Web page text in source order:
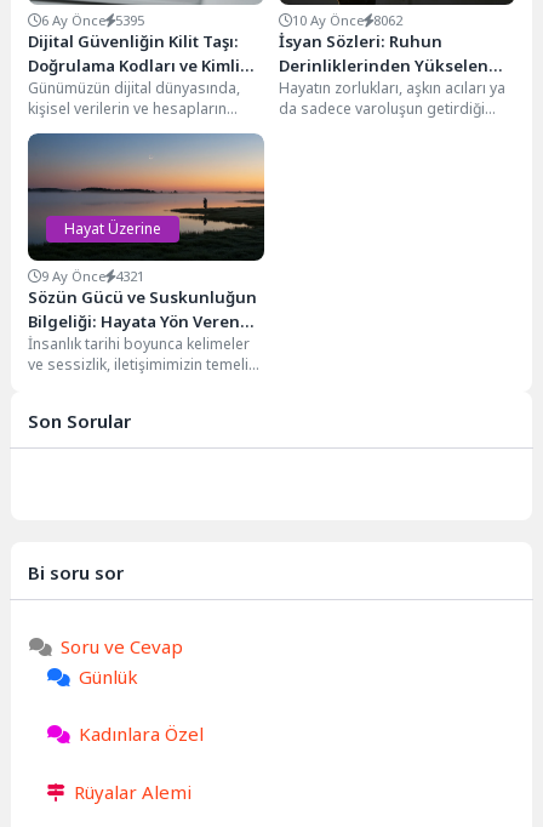
6 Ay Önce 5395
Dijital Güvenliğin Kilit Taşı:
Doğrulama Kodları ve Kimlik
Doğrulama
Günümüzün dijital dünyasında,
kişisel verilerin ve hesapların
güvenliği her zamankinden daha
kritik bir öneme sahiptir....
10 Ay Önce 8062
İsyan Sözleri: Ruhun
Derinliklerinden Yükselen
Sesler
Hayatın zorlukları, aşkın acıları ya
da sadece varoluşun getirdiği
Hayat Üzerine
9 Ay Önce 4321
Sözün Gücü ve Suskunluğun
Bilgeliği: Hayata Yön Veren
Anlamlı İfadeler
İnsanlık tarihi boyunca kelimeler
ve sessizlik, iletişimimizin temelini
Son Sorular
Bi soru sor
Soru ve Cevap
Günlük
Kadınlara Özel
Rüyalar Alemi